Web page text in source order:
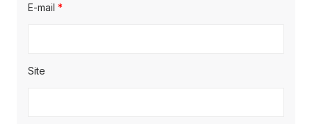
E-mail *
Site